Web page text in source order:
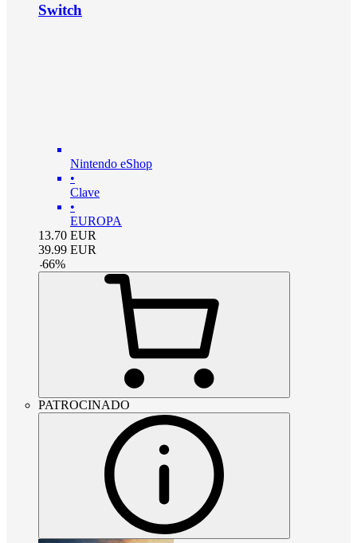
Switch
Nintendo eShop
•
Clave
•
EUROPA
13.70 EUR
39.99 EUR
-66%
PATROCINADO